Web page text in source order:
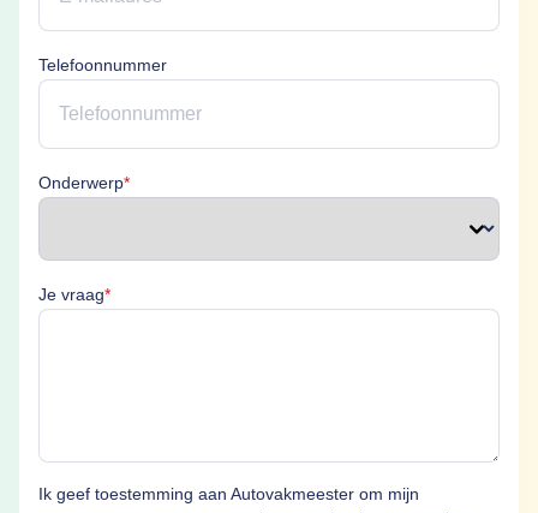
Telefoonnummer
Onderwerp*Onderwerp is verplicht
Je vraag*Je vraag is verplicht
Ik geef toestemming aan Autovakmeester om mijn